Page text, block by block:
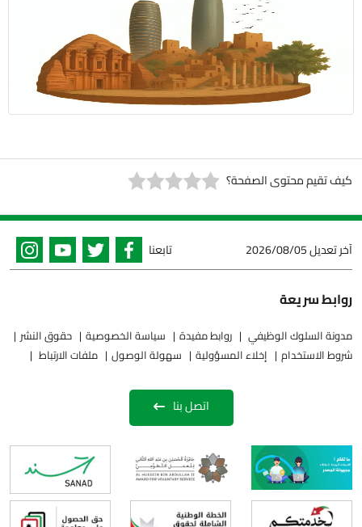
كيف تقيم محتوى الصفحة؟
آخر تعديل2026/08/05 تابعنا
روابط سريعة
مدونة السلوك الوظيفي روابط مفيدة سياسة الخصوصية
حقوق النشر
شروط الاستخدام
إخلاء المسؤولية سهولة الوصول ملفات الارتباط
اتصل بنا